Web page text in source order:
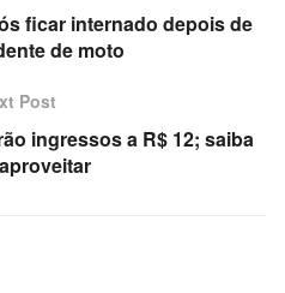
ficar internado depois de
de moto
Post
ingressos a R$ 12; saiba